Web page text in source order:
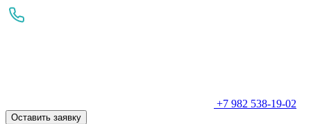
+7 982 538-19-02
Оставить заявку